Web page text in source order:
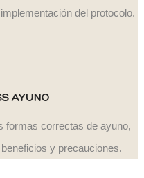
del protocolo.
AYUNO
formas correctas de ayuno,
y precauciones.